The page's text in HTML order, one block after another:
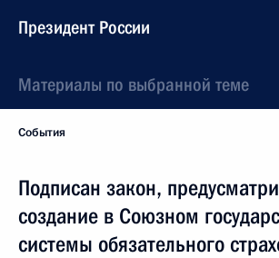
Президент России
Материалы по выбранной теме
События
Подписан закон,
создание в Союзном
системы обязательного